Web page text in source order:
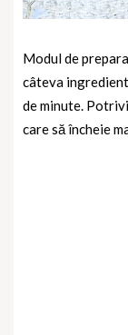
Modul de
câteva
de minute.
care să încheie